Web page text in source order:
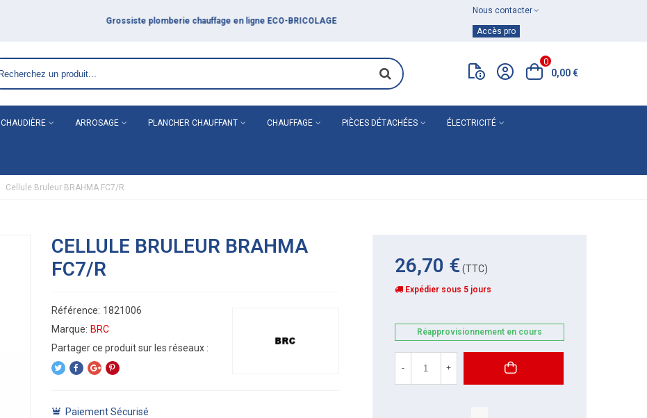
Nous contacter
Accès pro
0
0,00 €
CHAUDIÈRE ARROSAGE PLANCHER CHAUFFANT CHAUFFAGE PIÈCES DÉTACHÉES ÉLECTRICITÉ
Cellule Bruleur BRAHMA FC7/R
CELLULE BRULEUR BRAHMA
FC7/R
Référence: 1821006
Marque: BRC
Paiement Sécurisé
26,70 €(TTC)
Expédier sous 5 jours
Réapprovisionnement en cours
- +